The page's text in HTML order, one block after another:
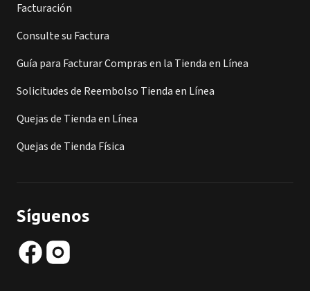
Facturación
Consulte su Factura
Guía para Facturar Compras en la Tienda en Línea
Solicitudes de Reembolso Tienda en Línea
Quejas de Tienda en Línea
Quejas de Tienda Física
Síguenos